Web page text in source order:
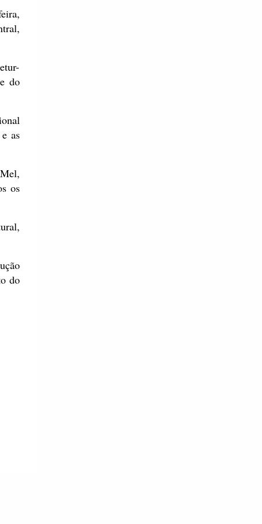
do
as
os
do